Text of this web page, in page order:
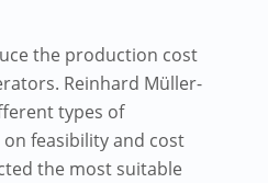
the production cost
Reinhard Müller-
types of
feasibility and cost
the most suitable